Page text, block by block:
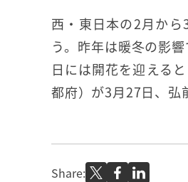
西・東日本の2月か
う。昨年は暖冬の影
日には開花を迎える
都府）が3月27日、弘
Share: